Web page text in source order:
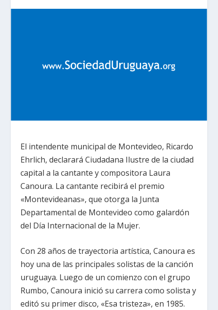
El intendente municipal de Montevideo, Ricardo
Ehrlich, declarará Ciudadana Ilustre de la ciudad
capital a la cantante y compositora Laura
Canoura. La cantante recibirá el premio
«Montevideanas», que otorga la Junta
Departamental de Montevideo como galardón
del Día Internacional de la Mujer.
Con 28 años de trayectoria artística, Canoura es
hoy una de las principales solistas de la canción
uruguaya. Luego de un comienzo con el grupo
Rumbo, Canoura inició su carrera como solista y
editó su primer disco, «Esa tristeza», en 1985.